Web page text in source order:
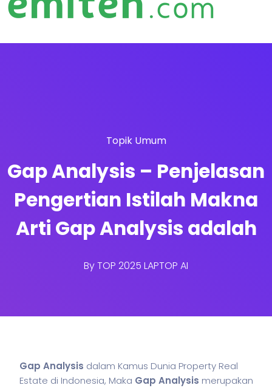
Topik Umum
Gap Analysis – Penjelasan
Pengertian Istilah Makna
Arti Gap Analysis adalah
ByTOP 2025 LAPTOP AI
Gap Analysis dalam Kamus Dunia Property Real
Estate di Indonesia, Maka Gap Analysis merupakan